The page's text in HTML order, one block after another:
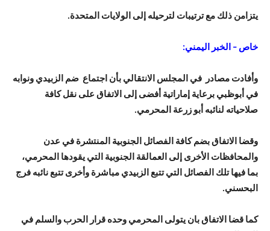
يتزامن ذلك مع ترتيبات لترحيله إلى الولايات المتحدة.
خاص – الخبر اليمني:
وأفادت مصادر في المجلس الانتقالي بأن اجتماع ضم الزبيدي ونوابه
في أبوظبي برعاية إماراتية أفضى إلى الاتفاق على نقل كافة
صلاحياته لنائبه أبو زرعة المحرمي.
وقضا الاتفاق بضم كافة الفصائل الجنوبية المنتشرة في عدن
والمحافظات الأخرى إلى العمالقة الجنوبية التي يقودها المحرمي،
بما فيها تلك الفصائل التي تتبع الزبيدي مباشرة وأخرى تتبع نائبه فرج
البحسني.
كما قضا الاتفاق بان يتولى المحرمي وحده قرار الحرب والسلم في